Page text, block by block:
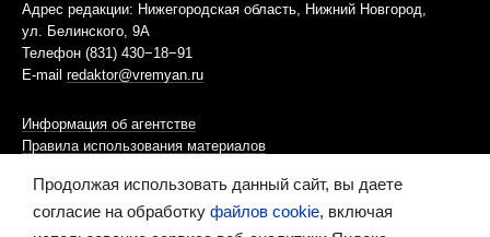
Адрес редакции: Нижегородская область, Нижний Новгород,
ул. Белинского, 9А
Телефон (831) 430−18−91
E-mail redaktor@vremyan.ru
Информация об агентстве
Правила использования материалов
Информационная политика использования «cookies»-файлов
Продолжая использовать данный сайт, вы даете
согласие на обработку файлов cookie, включая